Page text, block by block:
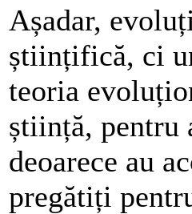
Așadar,
științifică, ci
teoria
știință,
deoarece au
pregătiți